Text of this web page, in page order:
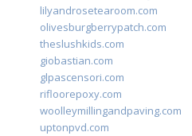
lilyandrosetearoom.com
olivesburgberrypatch.com
theslushkids.com
giobastian.com
glpascensori.com
rifloorepoxy.com
woolleymillingandpaving.com
uptonpvd.com